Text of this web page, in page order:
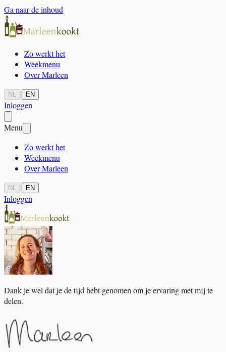
Ga naar de inhoud
Zo werkt het
Weekmenu
Over Marleen
NL | EN
Inloggen
Menu
Zo werkt het
Weekmenu
Over Marleen
NL | EN
Inloggen
Dank je wel dat je de tijd hebt genomen om je ervaring met mij te
delen.